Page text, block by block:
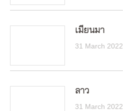
เมียนมา
31 March 2022
ลาว
31 March 2022